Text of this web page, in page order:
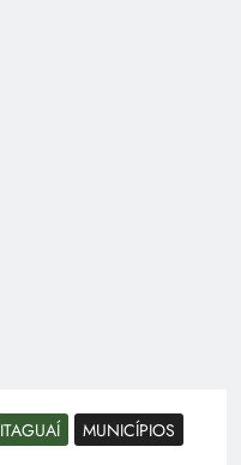
ITAGUAÍ MUNICÍPIOS